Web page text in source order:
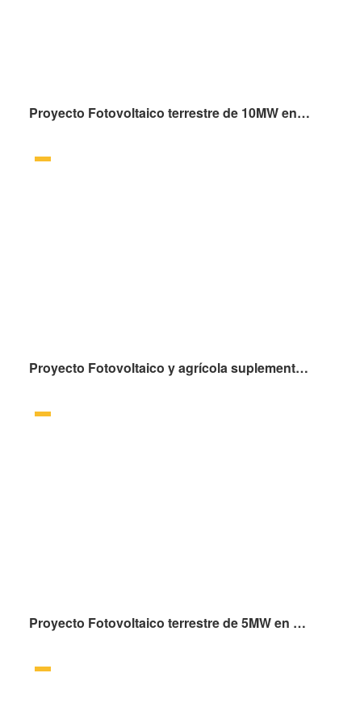
Proyecto Fotovoltaico terrestre de 10MW en el area desértica minera de Qianling, ciudad de Huaibei, provincia de Anhui
Proyecto Fotovoltaico y agrícola suplementariode 5.551MW en Yanchi, Wuzhong, Región Autónoma Hui de Ningxia
Proyecto Fotovoltaico terrestre de 5MW en Beixiang, prefectura de Hainan, provincia de Qinghai